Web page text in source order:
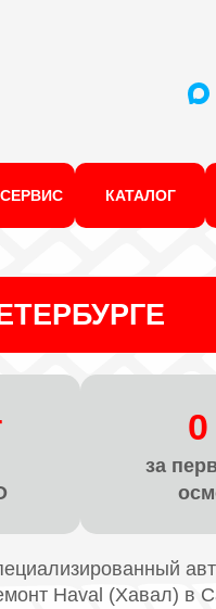
КАТАЛОГ
за
Haval (Хавал) в